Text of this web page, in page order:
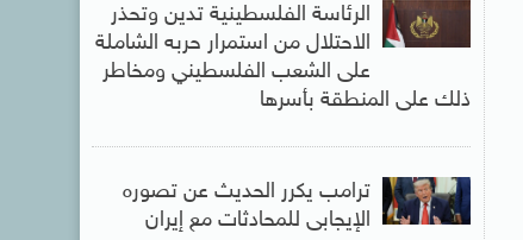
الرئاسة الفلسطينية تدين وتحذر
الاحتلال من استمرار حربه الشاملة
على الشعب الفلسطيني ومخاطر
ذلك على المنطقة بأسرها
ترامب يكرر الحديث عن تصوره
الإيجابى للمحادثات مع إيران